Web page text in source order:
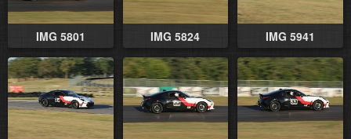
IMG 5801 IMG 5824 IMG 5941